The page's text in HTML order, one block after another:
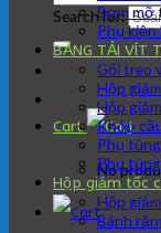
Search for:
Cart
No
Bơm mỡ
Phụ
BĂNG TẢI VÍT
Gối treo
Hộp
Hộp
Khớp
Phụ
Phụ
Hộp giảm tốc
Hộp
Bánh